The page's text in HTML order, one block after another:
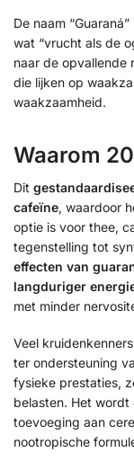
De naam
wat “vrucht als de
naar de opvallende
die lijken op
waakzaamheid.
Waarom
Dit
cafeïne, waardoor
optie is voor thee,
tegenstelling tot
effecten van
langduriger
met minder
Veel
ter ondersteuning
fysieke prestaties,
belasten. Het
toevoeging aan
nootropische